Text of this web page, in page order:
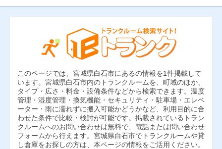
このページでは、宮城県白石市にあるの情報を1件掲載して
います。宮城県白石市内のトランクルームを、町域のほか、
タイプ・広さ・料金・設備条件などから検索できます。温度
管理・湿度管理・換気機能・セキュリティ・駐車場・エレベ
ーター・雨に濡れずに搬入可能かどうかなど、利用目的に合
わせた条件で比較・検討が可能です。掲載されているトラン
クルームへのお問い合わせは無料で、電話または問い合わせ
フォームから行えます。宮城県白石市でトランクルームや貸
し倉庫をお探しの方は、本ページの情報をご活用ください。